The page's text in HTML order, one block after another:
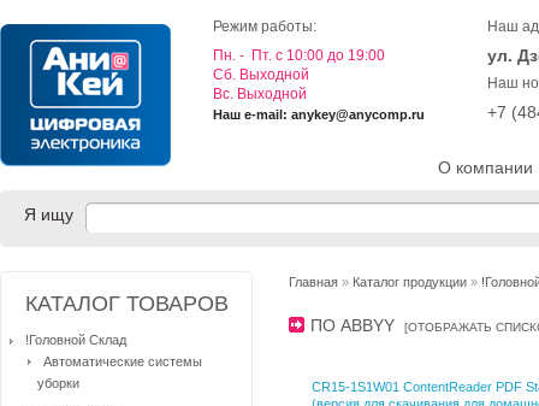
О компании
Режим работы:
Пн. - Пт. с 10:00 до 19:00
Cб. Выходной
Вс. Выходной
Наш e-mail: anykey@anycomp.ru
Наш
ул.
Наш
+7
Я ищу
Главная » Каталог продукции »
ПО ABBYY [ОТОБРАЖАТЬ
CR15-1S1W01 ContentReader PDF
КАТАЛОГ ТОВАРОВ
!Головной Склад
Автоматические системы
уборки